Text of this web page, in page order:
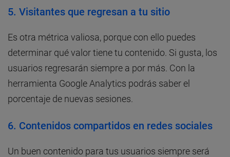
5. Visitantes que regresan a tu sitio
Es otra métrica valiosa, porque con ello puedes
determinar qué valor tiene tu contenido. Si gusta, los
usuarios regresarán siempre a por más. Con la
herramienta Google Analytics podrás saber el
porcentaje de nuevas sesiones.
6. Contenidos compartidos en redes sociales
Un buen contenido para tus usuarios siempre será